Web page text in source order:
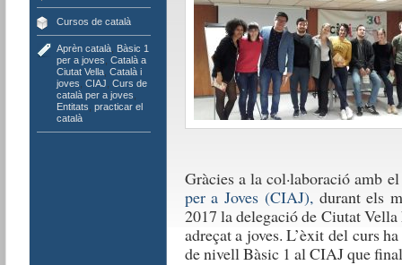
Cursos de català
Aprèn català, Bàsic 1
per a joves Català a
Ciutat Vella, Català i
joves CIAJ Curs de
català per a joves
Entitats practicar el
català
Gràcies a la col·laboració amb
per a Joves (CIAJ),durant els
2017 la delegació de Ciutat
adreçat a joves. L’èxit del curs
de nivell Bàsic 1 al CIAJ que